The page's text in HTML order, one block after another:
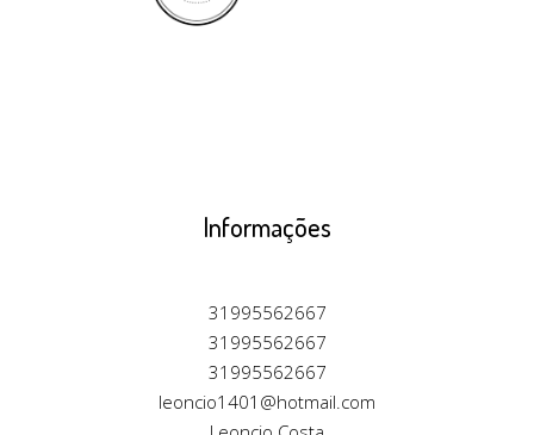
Informações
31995562667
31995562667
31995562667
leoncio1401@hotmail.com